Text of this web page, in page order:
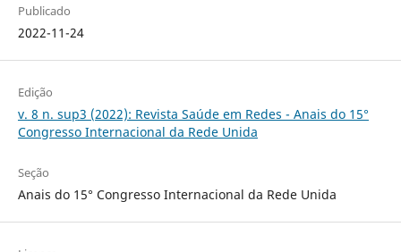
Publicado
2022-11-24
Edição
v. 8 n. sup3 (2022): Revista Saúde em Redes - Anais do 15°
Congresso Internacional da Rede Unida
Seção
Anais do 15° Congresso Internacional da Rede Unida